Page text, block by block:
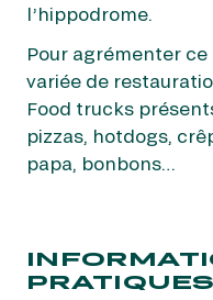
l’hippodrome.
Pour agrémenter
variée de
Food trucks
pizzas, hotdogs,
papa, bonbons…
PRATIQUES